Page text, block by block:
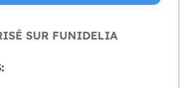
SUR FUNIDELIA